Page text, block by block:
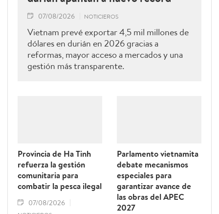
07/08/2026 NOTICIEROS
Vietnam prevé exportar 4,5 mil millones de
dólares en durián en 2026 gracias a
reformas, mayor acceso a mercados y una
gestión más transparente.
Provincia de Ha Tinh
refuerza la gestión
comunitaria para
combatir la pesca ilegal
07/08/2026
Parlamento vietnamita
debate mecanismos
especiales para
garantizar avance de
las obras del APEC
2027